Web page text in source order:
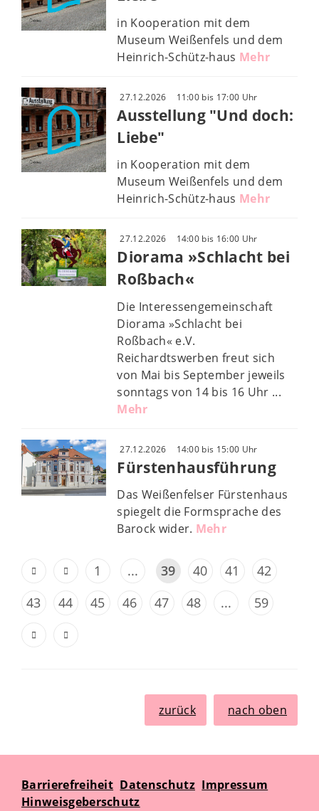
in Kooperation mit dem
Museum Weißenfels und dem
Heinrich-Schütz-haus Mehr
27.12.2026 11:00 bis 17:00 Uhr
Ausstellung "Und doch:
Liebe"
in Kooperation mit dem
Museum Weißenfels und dem
Heinrich-Schütz-haus Mehr
27.12.2026 14:00 bis 16:00 Uhr
Diorama »Schlacht bei
Roßbach«
Die Interessengemeinschaft
Diorama »Schlacht bei
Roßbach« e.V.
Reichardtswerben freut sich
von Mai bis September jeweils
sonntags von 14 bis 16 Uhr ...
Mehr
27.12.2026 14:00 bis 15:00 Uhr
Fürstenhausführung
Das Weißenfelser Fürstenhaus
spiegelt die Formsprache des
Barock wider. Mehr
1 ... 39 40 41
42
43
44 45 46 47 48 ... 59
zurück nach oben
Barrierefreiheit Datenschutz Impressum
Hinweisgeberschutz